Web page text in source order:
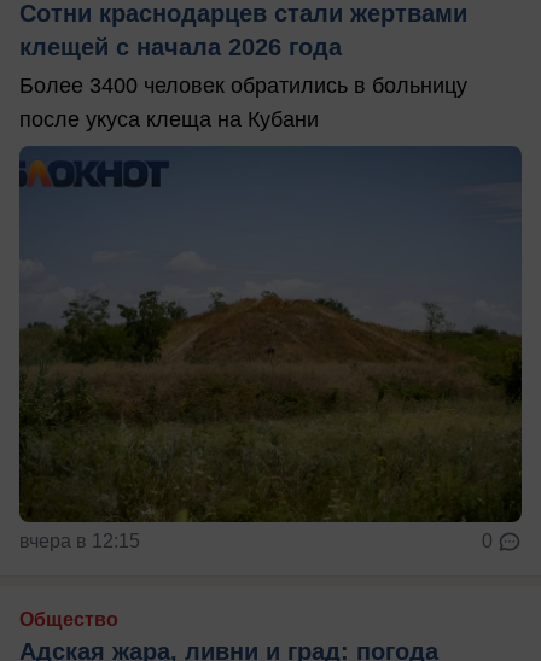
Сотни краснодарцев стали жертвами
клещей с начала 2026 года
Более 3400 человек обратились в больницу
после укуса клеща на Кубани
вчера в 12:15 0
Общество
Адская жара, ливни и град: погода